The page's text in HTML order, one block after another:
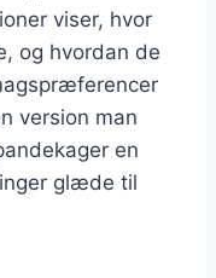
viser, hvor
og hvordan de
version man
en
glæde til